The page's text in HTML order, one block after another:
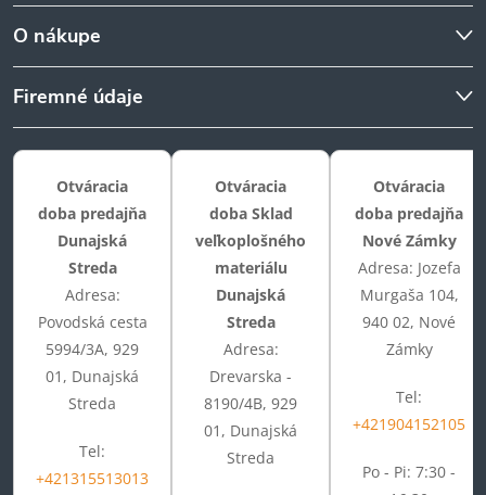
O nákupe
Firemné údaje
Otváracia
doba predajňa
Dunajská
Streda
Adresa:
Povodská cesta
5994/3A, 929
01, Dunajská
Streda
Tel:
+421315513013
Otváracia
doba Sklad
veľkoplošného
materiálu
Dunajská
Streda
Adresa:
Drevarska -
8190/4B, 929
01, Dunajská
Streda
Otváracia
doba predajňa
Nové Zámky
Adresa: Jozefa
Murgaša 104,
940 02, Nové
Zámky
Tel:
+421904152105
Po - Pi: 7:30 -